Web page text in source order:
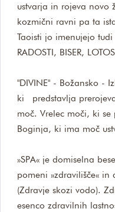
ustvarja in rojeva novo
kozmični ravni pa ta
Taoisti jo imenujejo tudi
RADOSTI, BISER,
"DIVINE" - Božansko -
ki predstavlja
moč. Vrelec moči, ki
Boginja, ki ima moč
»SPA« je domiselna
pomeni »zdravilišče« in
(Zdravje skozi vodo).
esenco zdravilnih